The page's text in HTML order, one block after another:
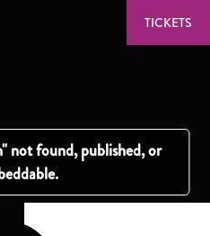
TICKETS